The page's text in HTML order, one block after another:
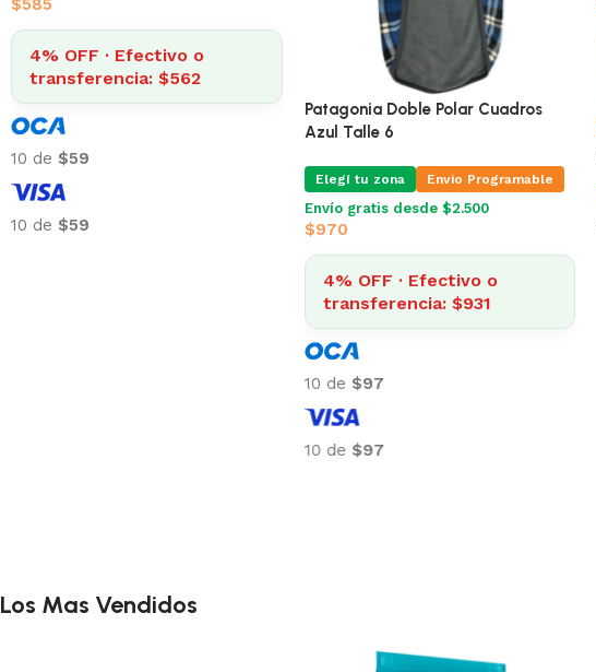
4% OFF · Efectivo o
transferencia: $562
10 de $59
10 de $59
Patagonia Doble Polar Cuadros
Azul Talle 6
Elegí tu zona Envio Programable
Envío gratis desde $2.500
$970
4% OFF · Efectivo o
transferencia: $931
10 de $97
10 de $97
Los Mas Vendidos